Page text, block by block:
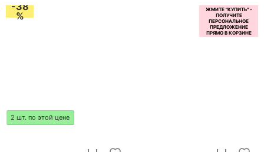
-38
%
2 шт. по этой цене